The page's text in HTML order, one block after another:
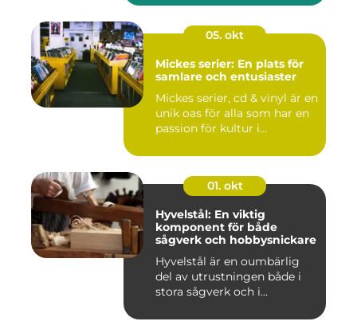
05. okt
Mickes serier: En plats för
samlare och entusiaster
Mickes serier, cd & vinyl är en
unik oas för alla som har en
passion för kultur i...
01. okt
Hyvelstål: En viktig
komponent för både
sågverk och hobbysnickare
Hyvelstål är en oumbärlig
del av utrustningen både i
stora sågverk och i...